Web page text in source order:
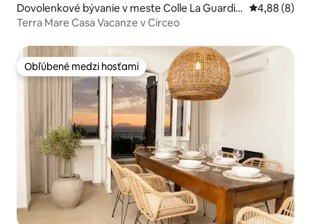
Dovolenkové bývanie v meste Colle La Guardia
II
Priemerné
4,88 (8)
Terra Mare Casa Vacanze v Circeo
Obľúbené medzi hosťami
Obľúbené medzi hosťami